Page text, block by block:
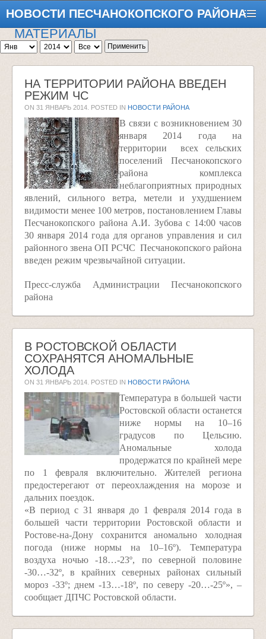
НОВОСТИ ПЕСЧАНОКОПСКОГО РАЙОНА
МАТЕРИАЛЫ
Применить
НА ТЕРРИТОРИИ РАЙОНА ВВЕДЕН
РЕЖИМ ЧС
ON 31 ЯНВАРЬ 2014 . POSTED IN НОВОСТИ РАЙОНА
В связи с возникновением 30
января 2014 года на
территории всех сельских
поселений Песчанокопского
района комплекса
неблагоприятных природных
явлений, сильного ветра, метели и ухудшением
видимости менее 100 метров, постановлением Главы
Песчанокопского района А.И. Зубова с 14:00 часов
30 января 2014 года для органов управления и сил
районного звена ОП РСЧС Песчанокопского района
введен режим чрезвычайной ситуации.
Пресс-служба Администрации Песчанокопского
района
В РОСТОВСКОЙ ОБЛАСТИ
СОХРАНЯТСЯ АНОМАЛЬНЫЕ
ХОЛОДА
ON 31 ЯНВАРЬ 2014 . POSTED IN НОВОСТИ РАЙОНА
Температура в большей части
Ростовской области останется
ниже нормы на 10–16
градусов по Цельсию.
Аномальные холода
продержатся по крайней мере
по 1 февраля включительно. Жителей региона
предостерегают от переохлаждения на морозе и
дальних поездок.
«В период с 31 января до 1 февраля 2014 года в
большей части территории Ростовской области и
Ростове-на-Дону сохранится аномально холодная
погода (ниже нормы на 10–16º). Температура
воздуха ночью -18…-23º, по северной половине
-30…-32º, в крайних северных районах сильный
мороз -33º; днем -13…-18º, по северу -20…-25º», –
сообщает ДПЧС Ростовской области.